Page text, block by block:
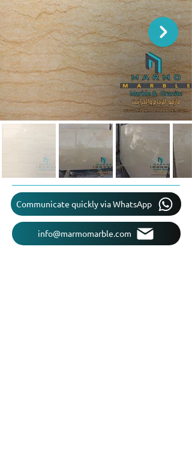
Communicate quickly via WhatsApp
info@marmomarble.com